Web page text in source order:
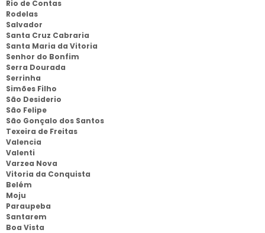
Rio de Contas
Rodelas
Salvador
Santa Cruz Cabraria
Santa Maria da Vitoria
Senhor do Bonfim
Serra Dourada
Serrinha
Simões Filho
São Desiderio
São Felipe
São Gonçalo dos Santos
Texeira de Freitas
Valencia
Valenti
Varzea Nova
Vitoria da Conquista
Belém
Moju
Paraupeba
Santarem
Boa Vista